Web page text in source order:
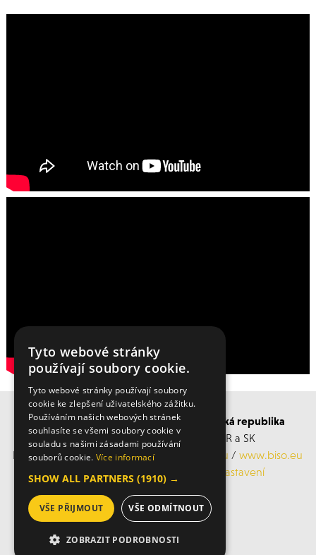
BISO SCHRATTENECKER Česká a Slovenská republika
Obchodní s servisní střediska po ČR a SK
Mobil: +420 606 183 360, Email:
info@biso.eu /www.biso.eu
Cookies nastavení
© 2026 Biso
Tyto webové stránky
používají soubory cookie.
Tyto webové stránky používají soubory
cookie ke zlepšení uživatelského zážitku.
Používáním našich webových stránek
souhlasíte se všemi soubory cookie v
souladu s našimi zásadami používání
souborů cookie. Více informací
SHOW ALL PARTNERS (1910) →
VŠE PŘIJMOUT VŠE ODMÍTNOUT
ZOBRAZIT PODROBNOSTI